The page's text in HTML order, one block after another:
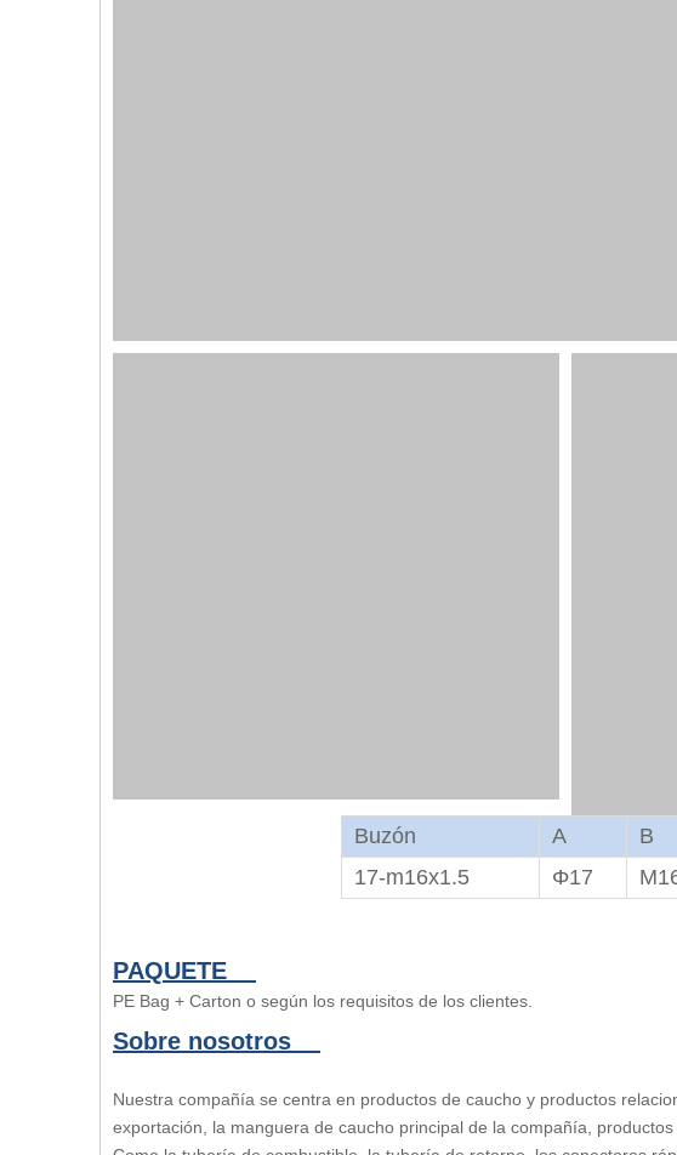
Buzón A B
17-m16x1.5
Φ17
PAQUETE
PE Bag + Carton o según los requisitos de los clientes.
Sobre nosotros
Nuestra compañía se centra en productos de caucho y productos
exportación, la manguera de caucho principal de la compañía,